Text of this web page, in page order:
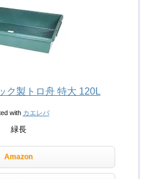
ク製トロ舟 特大 120L
with カエレバ
緑長
Amazon